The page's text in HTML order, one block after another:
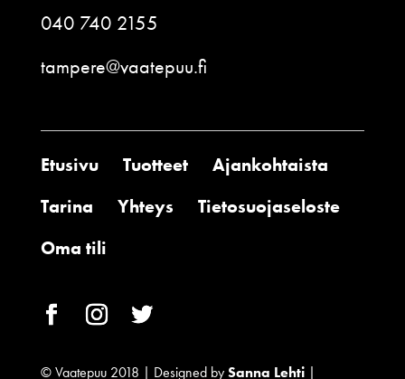
040 740 2155
tampere@vaatepuu.fi
Etusivu Tuotteet
Ajankohtaista
Tarina
Yhteys
Tietosuojaseloste
Oma tili
© Vaatepuu 2018 | Designed bySanna Lehti|